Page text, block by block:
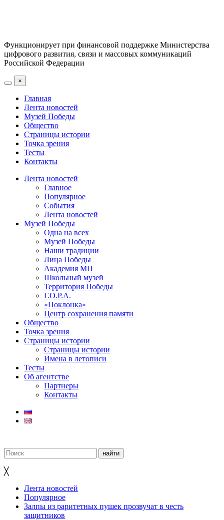
Функционирует при финансовой поддержке Министерства
цифрового развития, связи и массовых коммуникаций
Российской Федерации
×
Главная
Лента новостей
Музей Победы
Общество
Страницы истории
Точка зрения
Тесты
Контакты
Лента новостей
Главное
Популярное
События
Лента новостей
Музей Победы
Одна на всех
Музей Победы
Наши традиции
Лица Победы
Академия МП
Школьный музей
Территория Победы
Г.О.Р.А.
«Поклонка»
Центр сохранения памяти
Общество
Точка зрения
Страницы истории
Страницы истории
Имена в летописи
Тесты
Об агентстве
Партнеры
Контакты
╳
Лента новостей
Популярное
Залпы из раритетных пушек прозвучат в честь
защитников